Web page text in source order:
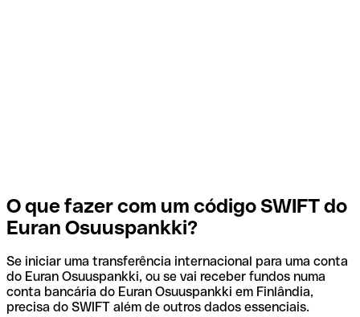
O que fazer com um código SWIFT do
Euran Osuuspankki?
Se iniciar uma transferência internacional para uma conta
do Euran Osuuspankki, ou se vai receber fundos numa
conta bancária do Euran Osuuspankki em Finlândia,
precisa do SWIFT além de outros dados essenciais.